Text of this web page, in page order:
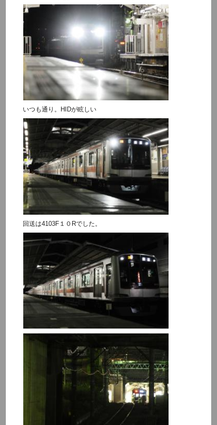
いつも通り。HIDが眩しい
回送は4103F１０Rでした。